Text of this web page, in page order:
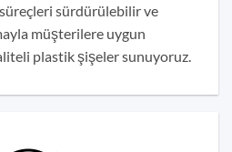
sürdürülebilir ve
müşterilere uygun
plastik şişeler sunuyoruz.